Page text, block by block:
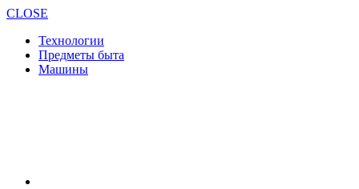
CLOSE
Технологии
Предметы быта
Машины